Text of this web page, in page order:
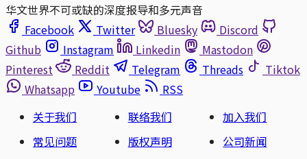
华文世界不可或缺的深度报导和多元声音
Facebook
Twitter Bluesky
Discord
Github
Instagram Linkedin
Mastodon
Pinterest
Reddit Telegram Threads
Tiktok
Whatsapp
Youtube
RSS
关于我们
联络我们
加入我们
常见问题
版权声明
公司新闻